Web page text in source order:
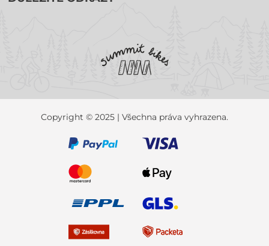
Copyright © 2025 | Všechna práva vyhrazena.